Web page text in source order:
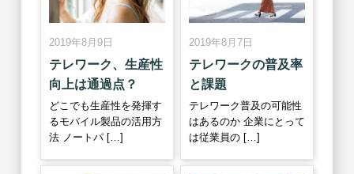
2019年8月9日
テレワーク、生産性
向上は通過点？
どこでも生産性を発揮す
るモバイル製品の活用方
法 ノートパ […]
2019年8月7日
テレワークの普及率
と課題
テレワーク普及の可能性
はあるのか 企業にとって
は従業員の […]